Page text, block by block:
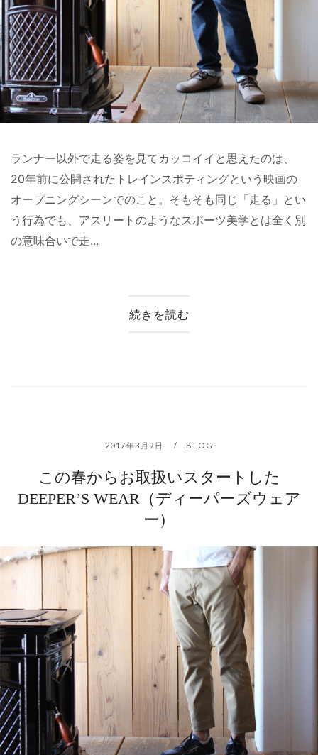
ランナー以外で走る姿を見てカッコイイと思えたのは、
20年前に公開されたトレインスポティングという映画の
オープニングシーンでのこと。そもそも同じ「走る」とい
う行為でも、アスリートのようなスポーツ美学とは全く別
の意味合いで走...
続きを読む
2017年3月9日 BLOG
この春からお取扱いスタートした
DEEPER’S WEAR（ディーパーズウェア
ー）